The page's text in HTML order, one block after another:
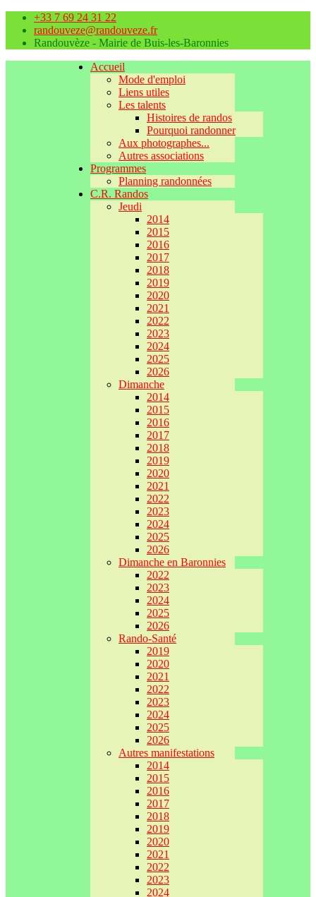
+33 7 69 24 31 22
randouveze@randouveze.fr
Randouvèze - Mairie de Buis-les-Baronnies
Accueil
Mode d'emploi
Liens utiles
Les talents
Histoires de randos
Pourquoi randonner
Aux photographes...
Autres associations
Programmes
Planning randonnées
C.R. Randos
Jeudi
2014
2015
2016
2017
2018
2019
2020
2021
2022
2023
2024
2025
2026
Dimanche
2014
2015
2016
2017
2018
2019
2020
2021
2022
2023
2024
2025
2026
Dimanche en Baronnies
2022
2023
2024
2025
2026
Rando-Santé
2019
2020
2021
2022
2023
2024
2025
2026
Autres manifestations
2014
2015
2016
2017
2018
2019
2020
2021
2022
2023
2024